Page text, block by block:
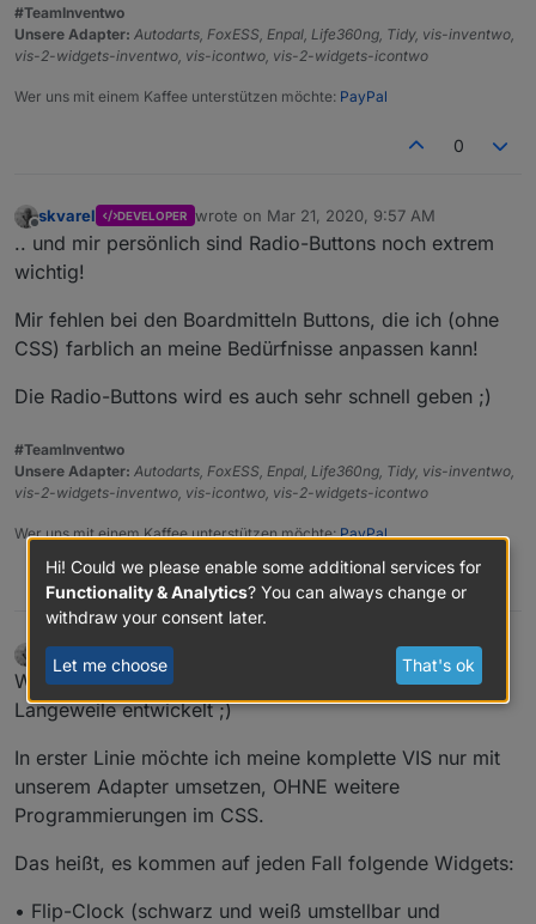
#TeamInventwo
Unsere Adapter: Autodarts, FoxESS, Enpal, Life360ng, Tidy, vis-inventwo,
vis-2-widgets-inventwo, vis-icontwo, vis-2-widgets-icontwo
Wer uns mit einem Kaffee unterstützen möchte: PayPal
0
Offline
skvarel DEVELOPER wrote on Mar 21, 2020, 9:57 AM
last edited by
.. und mir persönlich sind Radio-Buttons noch extrem
wichtig!
Mir fehlen bei den Boardmitteln Buttons, die ich (ohne
CSS) farblich an meine Bedürfnisse anpassen kann!
Die Radio-Buttons wird es auch sehr schnell geben ;)
#TeamInventwo
Unsere Adapter: Autodarts, FoxESS, Enpal, Life360ng, Tidy, vis-inventwo,
vis-2-widgets-inventwo, vis-icontwo, vis-2-widgets-icontwo
Wer uns mit einem Kaffee unterstützen möchte:PayPal
Offline
skvarel DEVELOPER Mar 21, 2020, 10:11 AM
Wir haben den Adapter ja nicht einfach so aus
Langeweile entwickelt ;)
In erster Linie möchte ich meine komplette VIS nur mit
unserem Adapter umsetzen, OHNE weitere
Programmierungen im CSS.
Das heißt, es kommen auf jeden Fall folgende Widgets:
• Flip-Clock (schwarz und weiß umstellbar und
Hi! Could we please enable some additional services for
Functionality & Analytics? You can always change or
withdraw your consent later.
Let me choose That's ok